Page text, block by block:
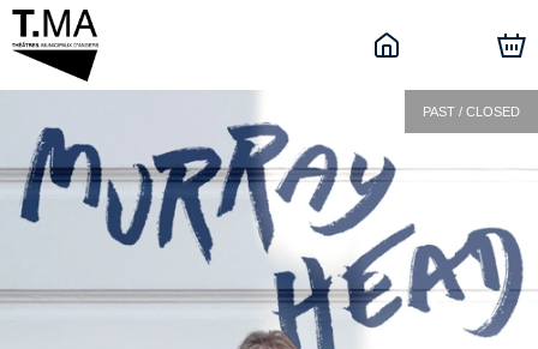
PAST / CLOSED